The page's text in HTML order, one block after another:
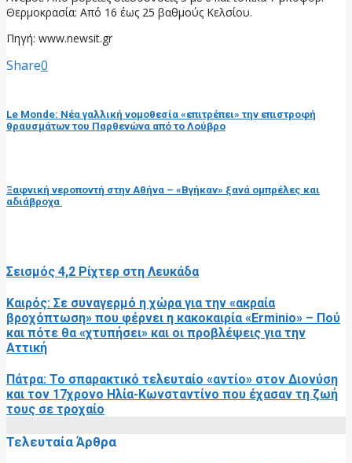
Θερμοκρασία: Από 16 έως 25 βαθμούς Κελσίου.
Πηγή: www.newsit.gr
Share0
Le Monde: Νέα γαλλική νομοθεσία «επιτρέπει» την επιστροφή
θραυσμάτων του Παρθενώνα από το Λούβρο
Ξαφνική νεροποντή στην Αθήνα – «Βγήκαν» ξανά ομπρέλες και
αδιάβροχα
Σεισμός 4,2 Ρίχτερ στη Λευκάδα
Καιρός: Σε συναγερμό η χώρα για την «ακραία
βροχόπτωση» που φέρνει η κακοκαιρία «Erminio» – Πού
και πότε θα «χτυπήσει» και οι προβλέψεις για την
Αττική
Πάτρα: Το σπαρακτικό τελευταίο «αντίο» στον Διονύση
και τον 17χρονο Ηλία-Κωνσταντίνο που έχασαν τη ζωή
τους σε τροχαίο
Τελευταία Άρθρα